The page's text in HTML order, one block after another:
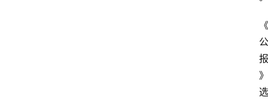
《
公
报
》
选